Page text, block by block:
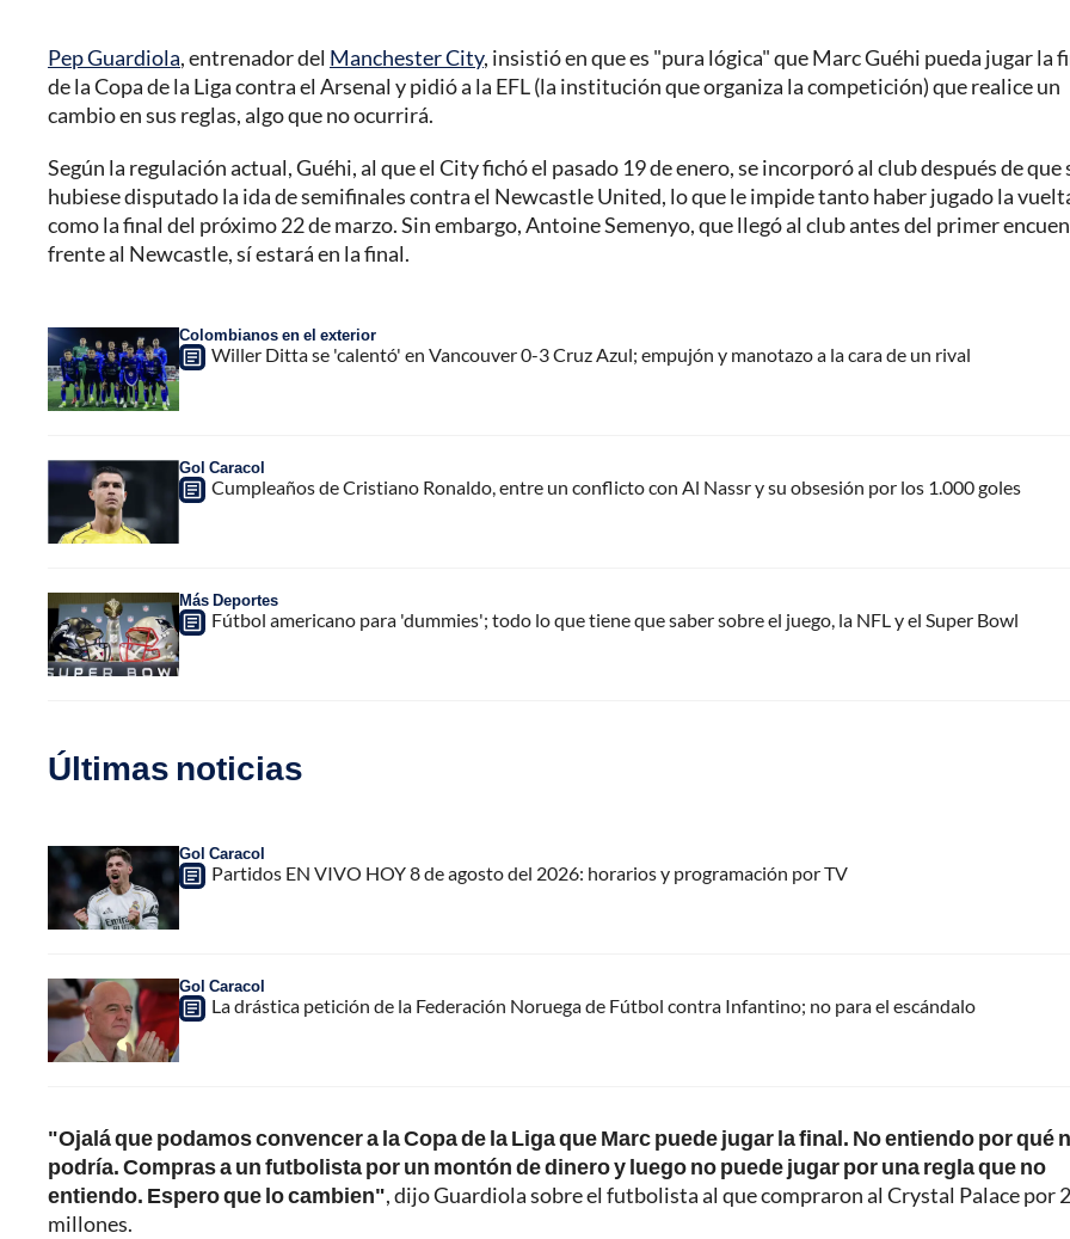
Pep Guardiola, entrenador del Manchester City, insistió en que es "pura lógica" que Marc Guéhi pueda jugar la
de la Copa de la Liga contra el Arsenal y pidió a la EFL (la institución que organiza la competición) que realice un
cambio en sus reglas, algo que no ocurrirá.
Según la regulación actual, Guéhi, al que el City fichó el pasado 19 de enero, se incorporó al club después de que
hubiese disputado la ida de semifinales contra el Newcastle United, lo que le impide tanto haber jugado la
como la final del próximo 22 de marzo. Sin embargo, Antoine Semenyo, que llegó al club antes del primer
frente al Newcastle, sí estará en la final.
Colombianos en el exterior
Willer Ditta se 'calentó' en Vancouver 0-3 Cruz Azul; empujón y manotazo a la cara de un rival
Gol Caracol
Cumpleaños de Cristiano Ronaldo, entre un conflicto con Al Nassr y su obsesión por los 1.000 goles
Más Deportes
Fútbol americano para 'dummies'; todo lo que tiene que saber sobre el juego, la NFL y el Super Bowl
Últimas noticias
Gol Caracol
Partidos EN VIVO HOY 8 de agosto del 2026: horarios y programación por TV
Gol Caracol
La drástica petición de la Federación Noruega de Fútbol contra Infantino; no para el escándalo
"Ojalá que podamos convencer a la Copa de la Liga que Marc puede jugar la final. No entiendo por qué
podría. Compras a un futbolista por un montón de dinero y luego no puede jugar por una regla que no
entiendo. Espero que lo cambien", dijo Guardiola sobre el futbolista al que compraron al Crystal Palace por
millones.